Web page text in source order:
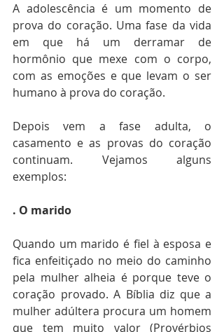
A adolescência é um momento de
prova do coração. Uma fase da vida
em que há um derramar de
hormônio que mexe com o corpo,
com as emoções e que levam o ser
humano à prova do coração.
Depois vem a fase adulta, o
casamento e as provas do coração
continuam. Vejamos alguns
exemplos:
. O marido
Quando um marido é fiel à esposa e
fica enfeitiçado no meio do caminho
pela mulher alheia é porque teve o
coração provado. A Bíblia diz que a
mulher adúltera procura um homem
que tem muito valor (Provérbios